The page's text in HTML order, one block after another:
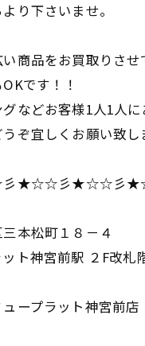
り下さいませ。
商品をお買取りさせ
です！！
などお客様1人1人
ぞ宜しくお願い致し
★☆☆彡★☆☆彡
本松町１８－４
ト神宮前駅 ２F改札
ープラット神宮前店